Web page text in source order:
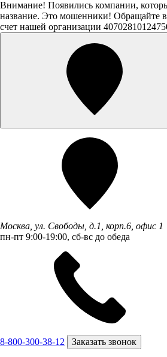
Внимание! Появились компании,
название. Это мошенники! Обращайте
счет нашей организации
Москва, ул. Свободы, д.1, корп.6, офис 1
пн-пт 9:00-19:00, сб-вс до обеда
8-800-300-38-12 Заказать звонок